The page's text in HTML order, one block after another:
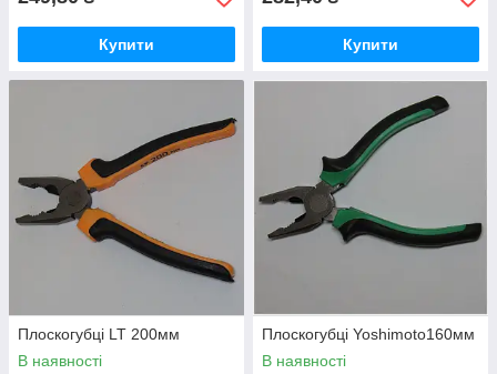
Купити Купити
Плоскогубці LT 200мм
В наявності
Плоскогубці Yoshimoto160мм
В наявності